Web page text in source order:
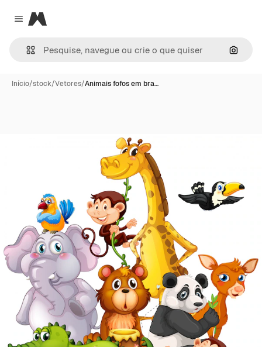
Close menu
Magnific
Início/stock/Vetores/Animais fofos em bra…